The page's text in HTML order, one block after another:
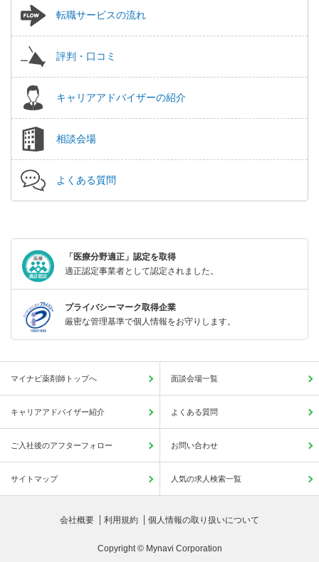
転職サービスの流れ
評判・口コミ
キャリアアドバイザーの紹介
相談会場
よくある質問
「医療分野適正」認定を取得
適正認定事業者として認定されました。
プライバシーマーク取得企業
厳密な管理基準で個人情報をお守りします。
マイナビ薬剤師トップへ 面談会場一覧
キャリアアドバイザー紹介 よくある質問
ご入社後のアフターフォロー お問い合わせ
サイトマップ 人気の求人検索一覧
会社概要 利用規約 個人情報の取り扱いについて
Copyright © Mynavi Corporation